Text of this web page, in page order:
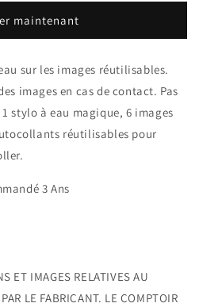
maintenant
sur les images réutilisables.
images en cas de contact. Pas
stylo à eau magique, 6 images
réutilisables pour
3 Ans
ET IMAGES RELATIVES AU
LE FABRICANT. LE COMPTOIR